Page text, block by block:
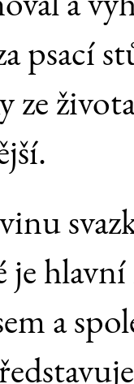
psací
je
a